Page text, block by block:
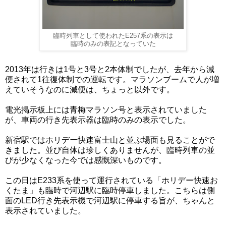
臨時列車として使われたE257系の表示は
臨時のみの表記となっていた
2013年は行きは1号と3号と2本体制でしたが、去年から減
便されて1往復体制での運転です。マラソンブームで人が増
えていそうなのに減便は、ちょっと以外です。
電光掲示板上には青梅マラソン号と表示されていました
が、車両の行き先表示器は臨時のみの表示でした。
新宿駅ではホリデー快速富士山と並ぶ場面も見ることがで
きました。並び自体は珍しくありませんが、臨時列車の並
びが少なくなった今では感慨深いものです。
この日はE233系を使って運行されている「ホリデー快速お
くたま」も臨時で河辺駅に臨時停車しました。こちらは側
面のLED行き先表示機で河辺駅に停車する旨が、ちゃんと
表示されていました。